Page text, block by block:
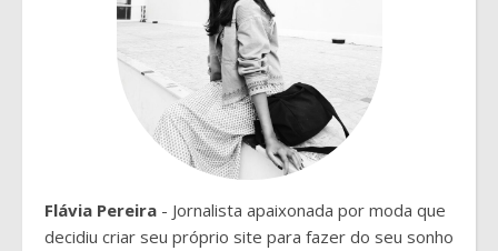
Flávia Pereira - Jornalista apaixonada por moda que
decidiu criar seu próprio site para fazer do seu sonho